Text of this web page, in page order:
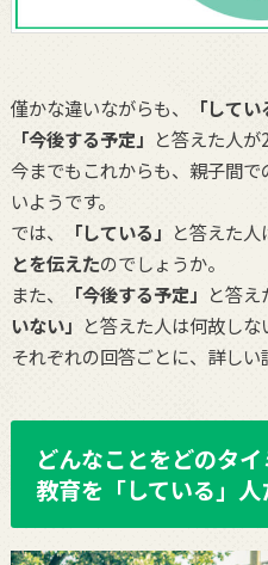
僅かな違いながらも、 「してい
「今後する予定」 と答えた人が
今までもこれからも、親子間
いようです。
では、
「している」 と答えた人
とを伝えたのでしょうか。
また、
「今後する予定」 と答え
いない」 と答えた人は何故しな
それぞれの回答ごとに、詳しい
どんなことをどのタ
教育を「している」人